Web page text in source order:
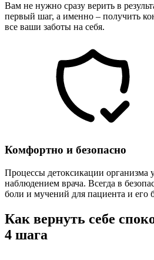
Вам не нужно сразу верить в
первый шаг, а именно – получить
все ваши заботы на себя.
Комфортно и безопасно
Процессы детоксикации организма
наблюдением врача. Всегда в
боли и мучений для пациента и его
Как вернуть себе
4 шага